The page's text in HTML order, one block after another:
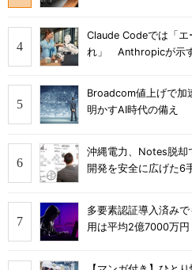
Claude Codeでは「
れ」 Anthropicが示
Broadcom値上げで
明かすAI時代の備え
沖縄電力、Notes脱
開発を安全に広げた6
多要素認証導入済み
用は平均2億7000万円